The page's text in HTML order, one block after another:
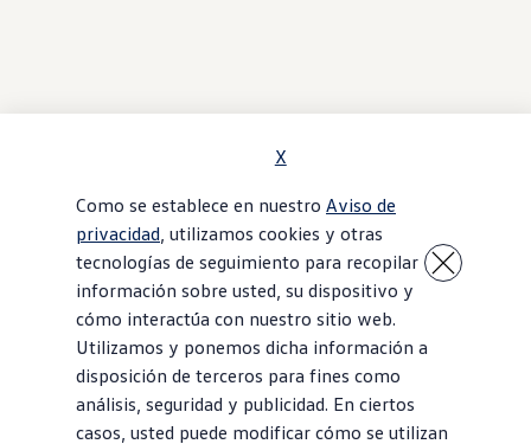
X
Como se establece en nuestro Aviso de
privacidad, utilizamos cookies y otras
tecnologías de seguimiento para recopilar
información sobre usted, su dispositivo y
cómo interactúa con nuestro sitio web.
Utilizamos y ponemos dicha información a
disposición de terceros para fines como
análisis, seguridad y publicidad. En ciertos
casos, usted puede modificar cómo se utilizan